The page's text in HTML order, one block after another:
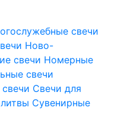
свечи
Ново-
свечи Номерные
свечи
Свечи для
Сувенирные